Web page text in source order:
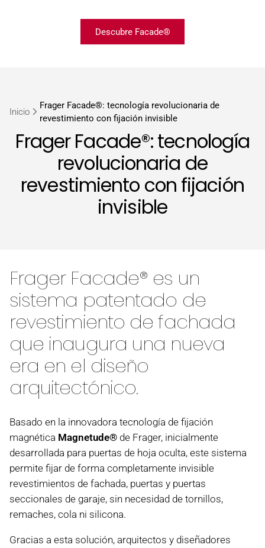
Descubre Facade®
Inicio
Frager Facade®: tecnología revolucionaria de
revestimiento con fijación invisible
Frager Facade®: tecnología
revolucionaria de
revestimiento con fijación
invisible
Frager Facade® es un
sistema patentado de
revestimiento de fachada
que inaugura una nueva
era en el diseño
arquitectónico.
Basado en la innovadora tecnología de fijación
magnética Magnetude®de Frager, inicialmente
desarrollada para puertas de hoja oculta, este sistema
permite fijar de forma completamente invisible
revestimientos de fachada, puertas y puertas
seccionales de garaje, sin necesidad de tornillos,
remaches, cola ni silicona.
Gracias a esta solución, arquitectos y diseñadores